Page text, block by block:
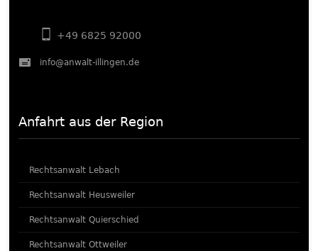
+49 6825 92000
info@anwalt-illingen.de
Anfahrt aus der Region
Rechtsanwalt Lebach
Rechtsanwalt Heusweiler
Rechtsanwalt Quierschied
Rechtsanwalt Ottweiler